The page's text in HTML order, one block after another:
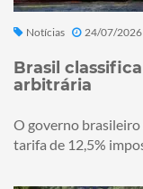
Notícias 24/07/2026
Brasil
arbitrária
O governo
tarifa de 12,5%